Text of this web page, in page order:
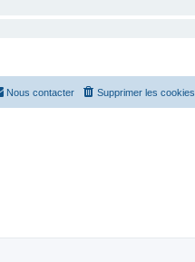
Supprimer les cookies
Nous contacter